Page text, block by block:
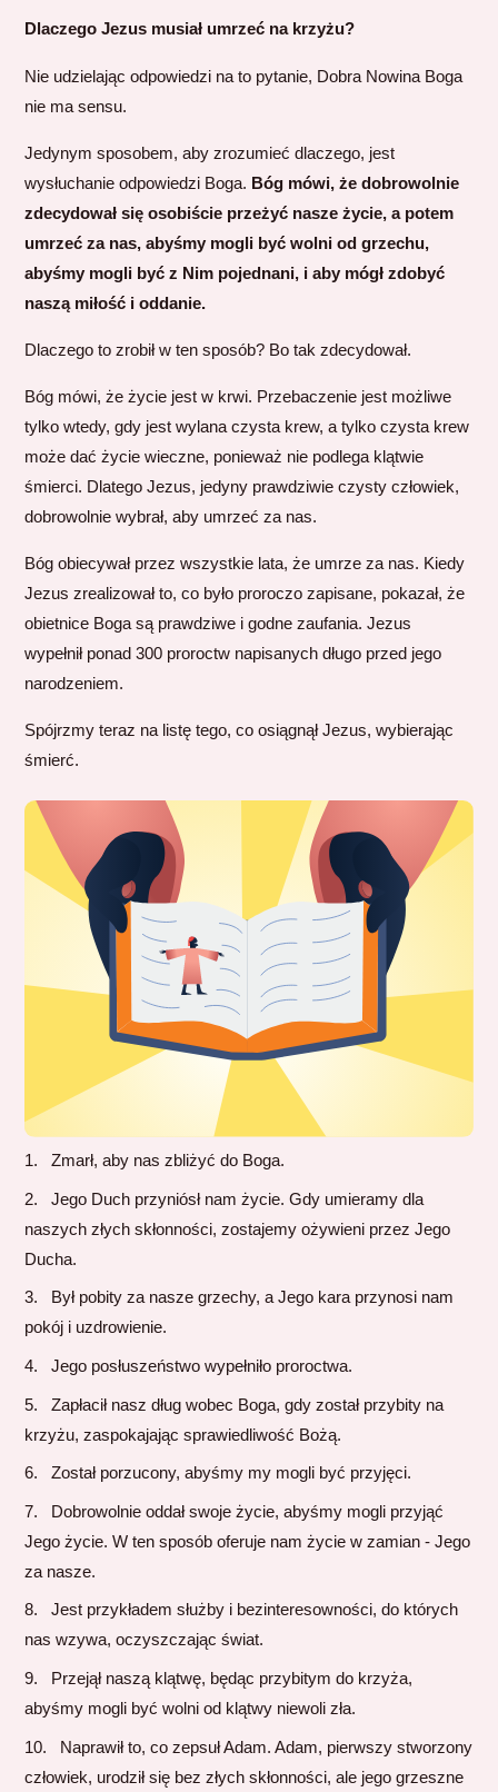
Dlaczego Jezus musiał umrzeć na krzyżu?
Nie udzielając odpowiedzi na to pytanie, Dobra Nowina Boga
nie ma sensu.
Jedynym sposobem, aby zrozumieć dlaczego, jest
wysłuchanie odpowiedzi Boga. Bóg mówi, że dobrowolnie
zdecydował się osobiście przeżyć nasze życie, a potem
umrzeć za nas, abyśmy mogli być wolni od grzechu,
abyśmy mogli być z Nim pojednani, i aby mógł zdobyć
naszą miłość i oddanie.
Dlaczego to zrobił w ten sposób? Bo tak zdecydował.
Bóg mówi, że życie jest w krwi. Przebaczenie jest możliwe
tylko wtedy, gdy jest wylana czysta krew, a tylko czysta krew
może dać życie wieczne, ponieważ nie podlega klątwie
śmierci. Dlatego Jezus, jedyny prawdziwie czysty człowiek,
dobrowolnie wybrał, aby umrzeć za nas.
Bóg obiecywał przez wszystkie lata, że umrze za nas. Kiedy
Jezus zrealizował to, co było proroczo zapisane, pokazał, że
obietnice Boga są prawdziwe i godne zaufania. Jezus
wypełnił ponad 300 proroctw napisanych długo przed jego
narodzeniem.
Spójrzmy teraz na listę tego, co osiągnął Jezus, wybierając
śmierć.
Zmarł, aby nas zbliżyć do Boga.
Jego Duch przyniósł nam życie. Gdy umieramy dla
naszych złych skłonności, zostajemy ożywieni przez Jego
Ducha.
Był pobity za nasze grzechy, a Jego kara przynosi nam
pokój i uzdrowienie.
Jego posłuszeństwo wypełniło proroctwa.
Zapłacił nasz dług wobec Boga, gdy został przybity na
krzyżu, zaspokajając sprawiedliwość Bożą.
Został porzucony, abyśmy my mogli być przyjęci.
Dobrowolnie oddał swoje życie, abyśmy mogli przyjąć
Jego życie. W ten sposób oferuje nam życie w zamian - Jego
za nasze.
Jest przykładem służby i bezinteresowności, do których
nas wzywa, oczyszczając świat.
Przejął naszą klątwę, będąc przybitym do krzyża,
abyśmy mogli być wolni od klątwy niewoli zła.
Naprawił to, co zepsuł Adam. Adam, pierwszy stworzony
człowiek, urodził się bez złych skłonności, ale jego grzeszne